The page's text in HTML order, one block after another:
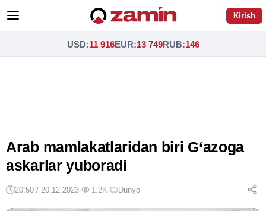
Kirish
USD:11 916EUR:13 749RUB:146
Arab mamlakatlaridan biri G‘azoga
askarlar yuboradi
20:50 / 20.12.2023· 1.2K· Dunyo